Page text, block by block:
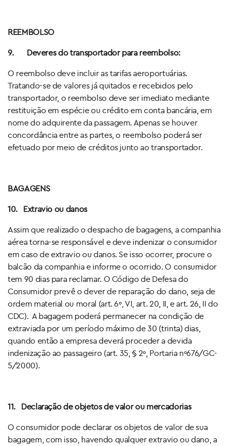
REEMBOLSO
9. Deveres do transportador para reembolso:
O reembolso deve incluir as tarifas aeroportuárias.
Tratando-se de valores já quitados e recebidos pelo
transportador, o reembolso deve ser imediato mediante
restituição em espécie ou crédito em conta bancária, em
nome do adquirente da passagem. Apenas se houver
concordância entre as partes, o reembolso poderá ser
efetuado por meio de créditos junto ao transportador.
BAGAGENS
10. Extravio ou danos
Assim que realizado o despacho de bagagens, a companhia
aérea torna-se responsável e deve indenizar o consumidor
em caso de extravio ou danos. Se isso ocorrer, procure o
balcão da companhia e informe o ocorrido. O consumidor
tem 90 dias para reclamar. O Código de Defesa do
Consumidor prevê o dever de reparação do dano, seja de
ordem material ou moral (art. 6º, VI, art. 20, II, e art. 26, II do
CDC). A bagagem poderá permanecer na condição de
extraviada por um período máximo de 30 (trinta) dias,
quando então a empresa deverá proceder a devida
indenização ao passageiro (art. 35, § 2º, Portaria nº676/GC-
5/2000).
11. Declaração de objetos de valor ou mercadorias
O consumidor pode declarar os objetos de valor de sua
bagagem, com isso, havendo qualquer extravio ou dano, a